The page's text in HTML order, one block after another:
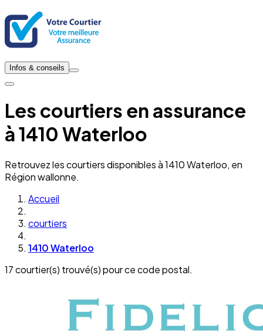
Infos & conseils
Les courtiers en assurance
à 1410 Waterloo
Retrouvez les courtiers disponibles à 1410 Waterloo, en
Région wallonne.
Accueil
courtiers
1410 Waterloo
17 courtier(s) trouvé(s) pour ce code postal.